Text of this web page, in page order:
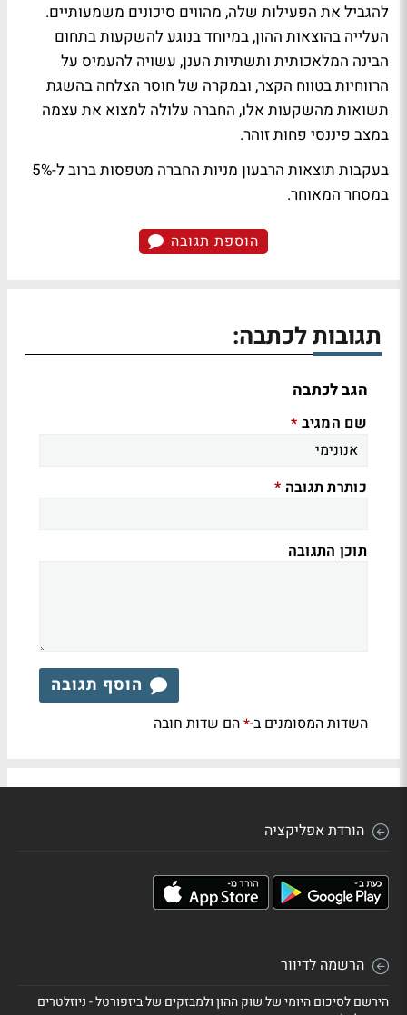
להגביל את הפעילות שלה, מהווים סיכונים משמעותיים.
העלייה בהוצאות ההון, במיוחד בנוגע להשקעות בתחום
הבינה המלאכותית ותשתיות הענן, עשויה להעמיס על
הרווחיות בטווח הקצר, ובמקרה של חוסר הצלחה בהשגת
תשואות מהשקעות אלו, החברה עלולה למצוא את עצמה
במצב פיננסי פחות זוהר.
בעקבות תוצאות הרבעון מניות החברה מטפסות ברוב ל-5%
במסחר המאוחר.
הוספת תגובה
תגובות לכתבה:
הגב לכתבה
שם המגיב *
כותרת תגובה *
תוכן התגובה
הוסף תגובה
השדות המסומנים ב-*הם שדות חובה
הורדת אפליקציה
הרשמה לדיוור
הירשם לסיכום היומי של שוק ההון ולמבזקים של ביזפורטל - ניוזלטרים